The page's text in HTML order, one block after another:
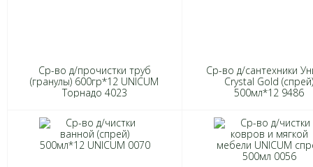
Ср-во д/прочистки труб
(гранулы) 600гр*12 UNICUM
Торнадо 4023
Ср-во д/сантехники
Crystal Gold
500мл*12 9486